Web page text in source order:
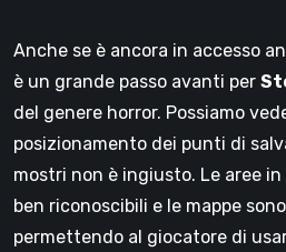
Anche se è ancora in accesso
è un grande passo avanti per
del genere horror. Possiamo
posizionamento dei punti di
mostri non è ingiusto. Le aree
ben riconoscibili e le mappe
permettendo al giocatore di